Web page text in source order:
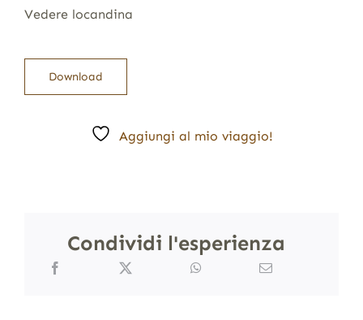
Vedere locandina
Download
Aggiungi al mio viaggio!
Condividi l'esperienza